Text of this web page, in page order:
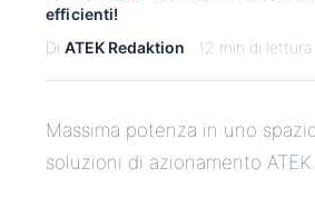
efficienti!
Di ATEK Redaktion · 12 min di lettura
Massima potenza in uno
soluzioni di azionamento ATEK.